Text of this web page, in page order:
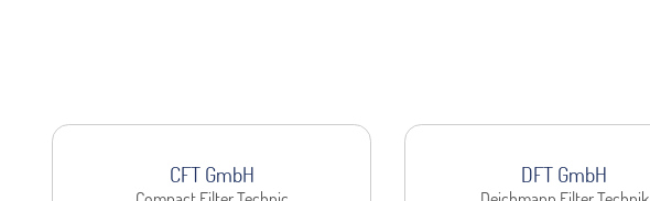
CFT GmbH DFT GmbH